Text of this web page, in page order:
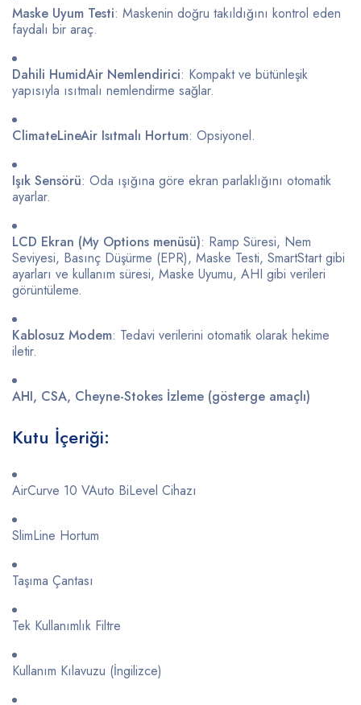
Maske Uyum Testi: Maskenin doğru takıldığını kontrol eden
faydalı bir araç.
Dahili HumidAir Nemlendirici: Kompaktve bütünleşik
yapısıyla ısıtmalı nemlendirme sağlar.
ClimateLineAir Isıtmalı Hortum: Opsiyonel.
Işık Sensörü: Oda ışığına göre ekran parlaklığını otomatik
ayarlar.
LCD Ekran (My Options menüsü): Ramp Süresi, Nem
Seviyesi, Basınç Düşürme (EPR), Maske Testi, SmartStartgibi
ayarları ve kullanım süresi, Maske Uyumu, AHI gibi verileri
görüntüleme.
Kablosuz Modem: Tedavi verilerini otomatik olarak hekime
iletir.
AHI, CSA, Cheyne-Stokes İzleme (gösterge amaçlı)
Kutu İçeriği:
AirCurve 10 VAuto BiLevel Cihazı
SlimLine Hortum
Taşıma Çantası
Tek Kullanımlık Filtre
Kullanım Kılavuzu (İngilizce)